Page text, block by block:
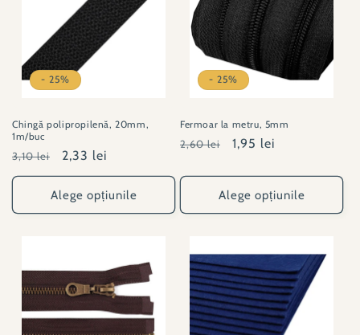
- 25%
Chingă polipropilenă, 20mm,
1m/buc
Preț
obișnuit
3,10 lei
Preț
redus
2,33 lei
Alege opțiunile
- 25%
Fermoar la metru, 5mm
Preț
2,60 lei
Preț
1,95 lei
Alege opțiunile